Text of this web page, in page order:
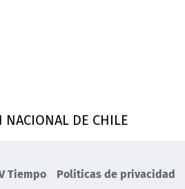
NACIONAL DE CHILE
Tiempo Políticas de privacidad